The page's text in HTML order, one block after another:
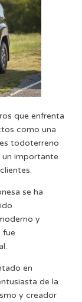
que enfrenta
como una
todoterreno
un importante
se ha
y
fue
en
de la
y creador